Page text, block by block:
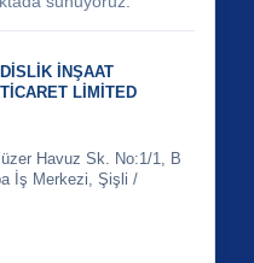
İNŞAAT
LİMİTED
Havuz Sk. No:1/1, B
İş Merkezi, Şişli /